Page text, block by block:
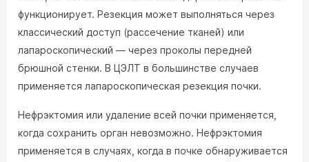
функционирует. Резекция может выполняться через
классический доступ (рассечение тканей) или
лапароскопический — через проколы передней
брюшной стенки. В ЦЭЛТ в большинстве случаев
применяется лапароскопическая резекция почки.
Нефрэктомия или удаление всей почки применяется,
когда сохранить орган невозможно. Нефрэктомия
применяется в случаях, когда в почке обнаруживается